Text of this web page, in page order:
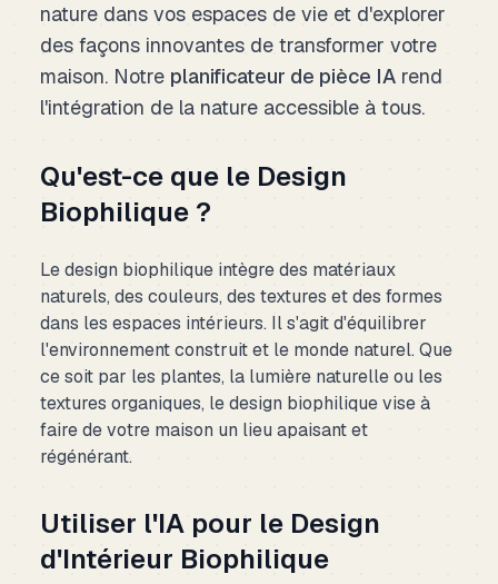
nature dans vos espaces de vie et d'explorer
des façons innovantes de transformer votre
maison. Notre planificateur de pièce IA rend
l'intégration de la nature accessible à tous.
Qu'est-ce que le Design
Biophilique ?
Le design biophilique intègre des matériaux
naturels, des couleurs, des textures et des formes
dans les espaces intérieurs. Il s'agit d'équilibrer
l'environnement construit et le monde naturel. Que
ce soit par les plantes, la lumière naturelle ou les
textures organiques, le design biophilique vise à
faire de votre maison un lieu apaisant et
régénérant.
Utiliser l'IA pour le Design
d'Intérieur Biophilique